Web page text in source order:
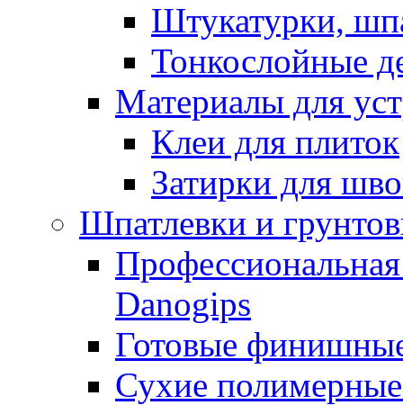
Штукатурки,
Тонкослойные
Материалы для
Клеи для плиток
Затирки для
Шпатлевки и
Danogips
Готовые
Сухие